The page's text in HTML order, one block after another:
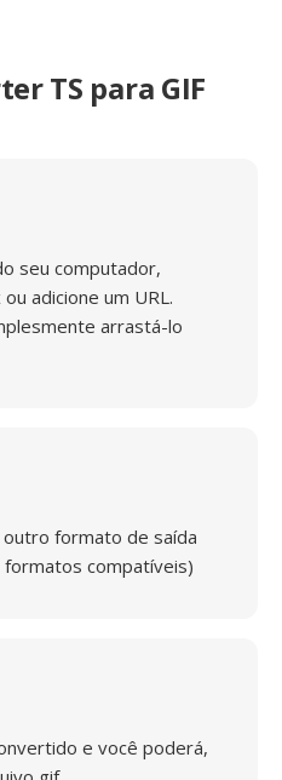
TS para GIF
seu computador,
adicione um URL.
arrastá-lo
outro formato de saída
compatíveis)
e você poderá,